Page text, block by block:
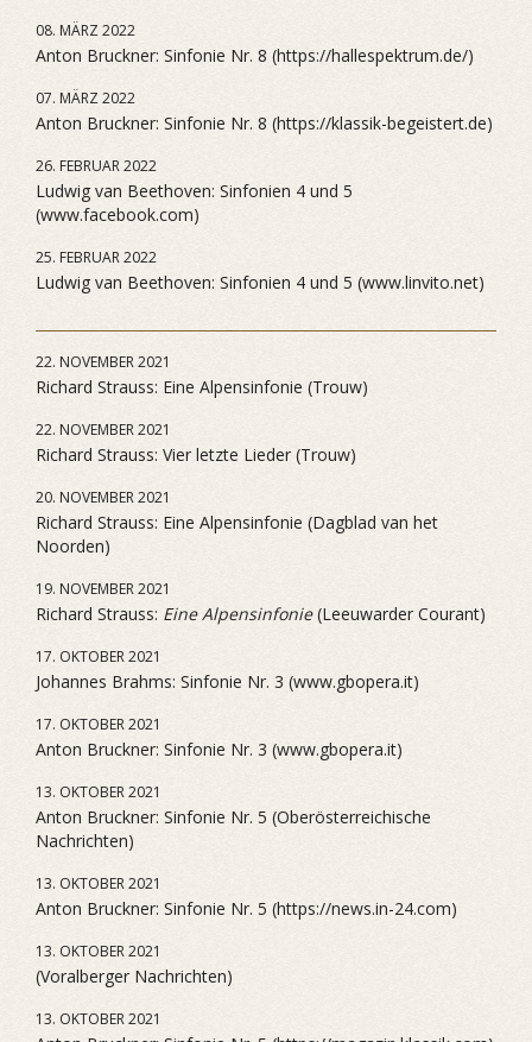
08. MÄRZ 2022
Anton Bruckner: Sinfonie Nr. 8 (https://hallespektrum.de/)
07. MÄRZ 2022
Anton Bruckner: Sinfonie Nr. 8 (https://klassik-begeistert.de)
26. FEBRUAR 2022
Ludwig van Beethoven: Sinfonien 4 und 5
(www.facebook.com)
25. FEBRUAR 2022
Ludwig van Beethoven: Sinfonien 4 und 5 (www.linvito.net)
22. NOVEMBER 2021
Richard Strauss: Eine Alpensinfonie (Trouw)
22. NOVEMBER 2021
Richard Strauss: Vier letzte Lieder (Trouw)
20. NOVEMBER 2021
Richard Strauss: Eine Alpensinfonie (Dagblad van het
Noorden)
19. NOVEMBER 2021
Richard Strauss: Eine Alpensinfonie(Leeuwarder Courant)
17. OKTOBER 2021
Johannes Brahms: Sinfonie Nr. 3 (www.gbopera.it)
17. OKTOBER 2021
Anton Bruckner: Sinfonie Nr. 3 (www.gbopera.it)
13. OKTOBER 2021
Anton Bruckner: Sinfonie Nr. 5 (Oberösterreichische
Nachrichten)
13. OKTOBER 2021
Anton Bruckner: Sinfonie Nr. 5 (https://news.in-24.com)
13. OKTOBER 2021
(Voralberger Nachrichten)
13. OKTOBER 2021